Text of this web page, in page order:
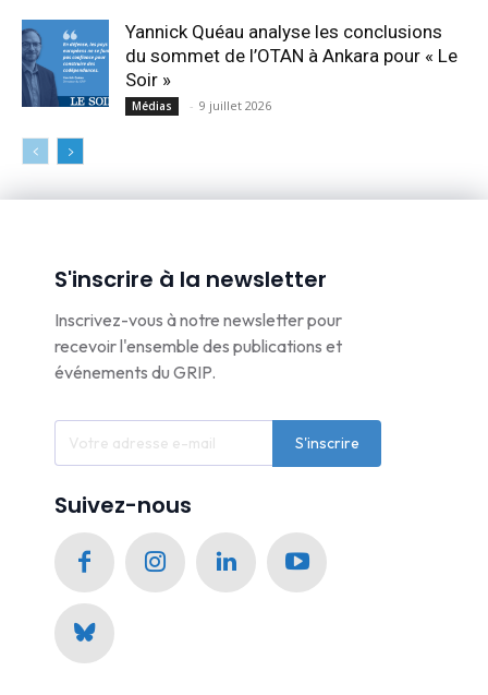
Yannick Quéau analyse les conclusions
du sommet de l’OTAN à Ankara pour « Le
Soir »
Médias - 9 juillet 2026
S'inscrire à la newsletter
Inscrivez-vous à notre newsletter pour
recevoir l'ensemble des publications et
événements du GRIP.
S'inscrire
Suivez-nous